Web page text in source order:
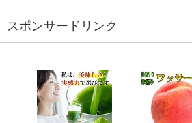
スポンサードリンク